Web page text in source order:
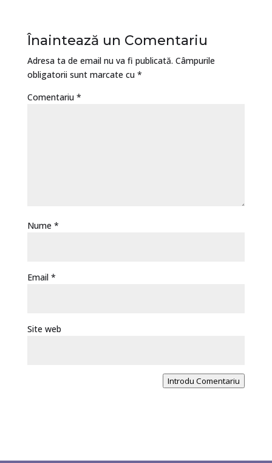
Înaintează un Comentariu
Adresa ta de email nu va fi publicată. Câmpurile
obligatorii sunt marcate cu *
Comentariu *
Nume *
Email *
Site web
Introdu Comentariu